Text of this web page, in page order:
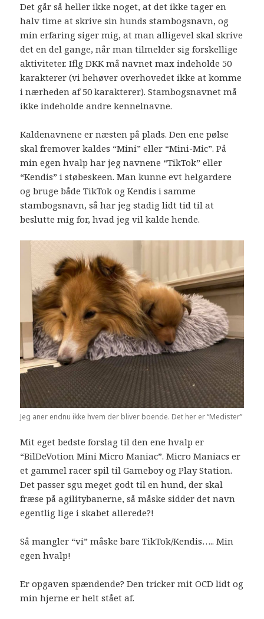
Det går så heller ikke noget, at det ikke tager en
halv time at skrive sin hunds stambogsnavn, og
min erfaring siger mig, at man alligevel skal skrive
det en del gange, når man tilmelder sig forskellige
aktiviteter. Iflg DKK må navnet max indeholde 50
karakterer (vi behøver overhovedet ikke at komme
i nærheden af 50 karakterer). Stambogsnavnet må
ikke indeholde andre kennelnavne.
Kaldenavnene er næsten på plads. Den ene pølse
skal fremover kaldes “Mini” eller “Mini-Mic”. På
min egen hvalp har jeg navnene “TikTok” eller
“Kendis” i støbeskeen. Man kunne evt helgardere
og bruge både TikTok og Kendis i samme
stambogsnavn, så har jeg stadig lidt tid til at
beslutte mig for, hvad jeg vil kalde hende.
Jeg aner endnu ikke hvem der bliver boende. Det her er “Medister”
Mit eget bedste forslag til den ene hvalp er
“BilDeVotion Mini Micro Maniac”. Micro Maniacs er
et gammel racer spil til Gameboy og Play Station.
Det passer sgu meget godt til en hund, der skal
fræse på agilitybanerne, så måske sidder det navn
egentlig lige i skabet allerede?!
Så mangler “vi” måske bare TikTok/Kendis….. Min
egen hvalp!
Er opgaven spændende? Den tricker mit OCD lidt og
min hjerne er helt stået af.